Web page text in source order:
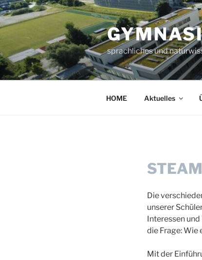
Zum
Inhalt
springen
sprachliches und
HOME Aktuelles
Die
unserer
Interessen
die Frage:
Mit der